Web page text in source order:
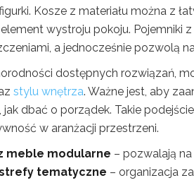
Kosze z materiału można z
wystroju pokoju. Pojemniki
a jednocześnie pozwolą
dostępnych rozwiązań,
stylu wnętrza. Ważne jest, aby
jak dbać o porządek. Takie
w aranżacji przestrzeni.
meble modularne – pozwalają
tematyczne – organizacja